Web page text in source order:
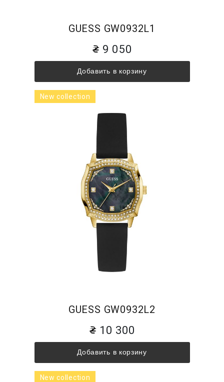
GUESS GW0932L1
9 050
Добавить в корзину
GUESS GW0932L2
10 300
Добавить в корзину
New collection
New collection